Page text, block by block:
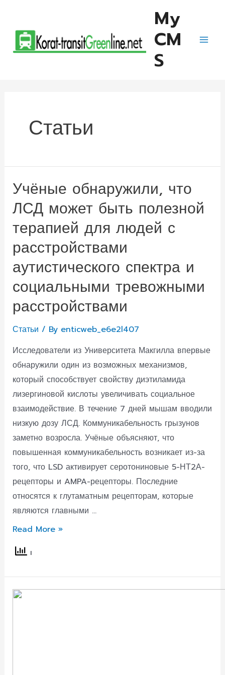
content
My
CM
S
Статьи
Учёные обнаружили, что
ЛСД может быть полезной
терапией для людей с
расстройствами
аутистического спектра и
социальными тревожными
расстройствами
Статьи / By enticweb_e6e2l407
Исследователи из Университета Макгилла впервые
обнаружили один из возможных механизмов,
который способствует свойству диэтиламида
лизергиновой кислоты увеличивать социальное
взаимодействие. В течение 7 дней мышам вводили
низкую дозу ЛСД. Коммуникабельность грызунов
заметно возросла. Учёные объясняют, что
повышенная коммуникабельность возникает из-за
того, что LSD активирует серотониновые 5-НТ2А-
рецепторы и AMPA-рецепторы. Последние
относятся к глутаматным рецепторам, которые
являются главными …
Учёные
обнаружили,
что
может
быть
Read More »